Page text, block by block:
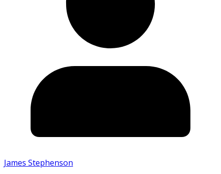
James Stephenson